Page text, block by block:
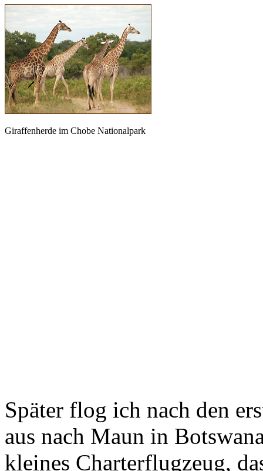
Giraffenherde im Chobe Nationalpark
Später flog ich nach den
aus nach Maun in
kleines Charterflugzeug,